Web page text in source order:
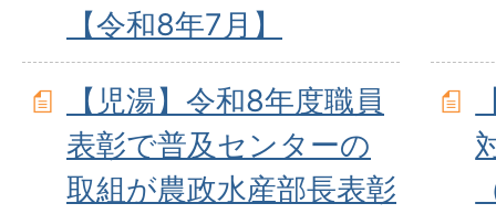
【令和8年7月】
【児湯】令和8年度職員
表彰で普及センターの
取組が農政水産部長表彰